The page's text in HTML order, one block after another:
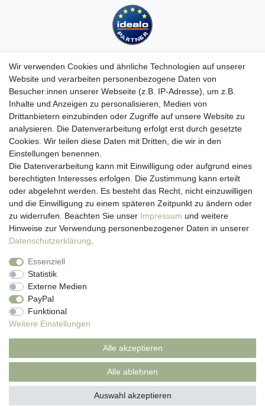
Kundenservice
Hotline: 07452 - 847 162 0
Kontakt
Anmelden
Registrieren
Newsletter
Versand & Lieferung
Zahlungsarten
viasalutis
Mehr zu viasalutis
Beratungscenter Haut
News
Beliebte Produkte (Top 20)
Wir verwenden Cookies und ähnliche Technologien auf unserer
Website und verarbeiten personenbezogene Daten von
Besucher:innen unserer Webseite (z.B. IP-Adresse), um z.B.
Inhalte und Anzeigen zu personalisieren, Medien von
Drittanbietern einzubinden oder Zugriffe auf unsere Website zu
analysieren. Die Datenverarbeitung erfolgt erst durch gesetzte
Cookies. Wir teilen diese Daten mit Dritten, die wir in den
Einstellungen benennen.
Die Datenverarbeitung kann mit Einwilligung oder aufgrund eines
berechtigten Interesses erfolgen. Die Zustimmung kann erteilt
oder abgelehnt werden. Es besteht das Recht, nicht einzuwilligen
und die Einwilligung zu einem späteren Zeitpunkt zu ändern oder
zu widerrufen. Beachten Sie unser Impressum und weitere
Hinweise zur Verwendung personenbezogener Daten in unserer
Daten­schutz­erklärung
Essenziell
Statistik
Externe Medien
PayPal
Funktional
Weitere Einstellungen
Alle akzeptieren
Alle ablehnen
Auswahl akzeptieren
Impressum
Widerrufs­recht Kontakt